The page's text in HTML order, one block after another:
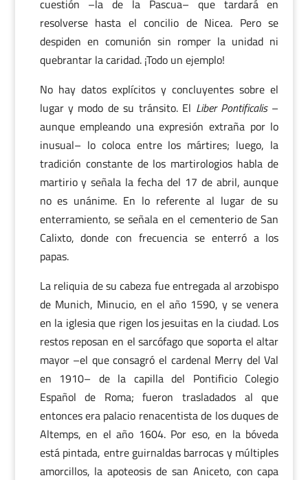
cuestión –la de la Pascua– que tardará en
resolverse hasta el concilio de Nicea. Pero se
despiden en comunión sin romper la unidad ni
quebrantar la caridad. ¡Todo un ejemplo!
No hay datos explícitos y concluyentes sobre el
lugar y modo de su tránsito. El Liber Pontificalis –
aunque empleando una expresión extraña por lo
inusual– lo coloca entre los mártires; luego, la
tradición constante de los martirologios habla de
martirio y señala la fecha del 17 de abril, aunque
no es unánime. En lo referente al lugar de su
enterramiento, se señala en el cementerio de San
Calixto, donde con frecuencia se enterró a los
papas.
La reliquia de su cabeza fue entregada al arzobispo
de Munich, Minucio, en el año 1590, y se venera
en la iglesia que rigen los jesuitas en la ciudad. Los
restos reposan en el sarcófago que soporta el altar
mayor –el que consagró el cardenal Merry del Val
en 1910– de la capilla del Pontificio Colegio
Español de Roma; fueron trasladados al que
entonces era palacio renacentista de los duques de
Altemps, en el año 1604. Por eso, en la bóveda
está pintada, entre guirnaldas barrocas y múltiples
amorcillos, la apoteosis de san Aniceto, con capa